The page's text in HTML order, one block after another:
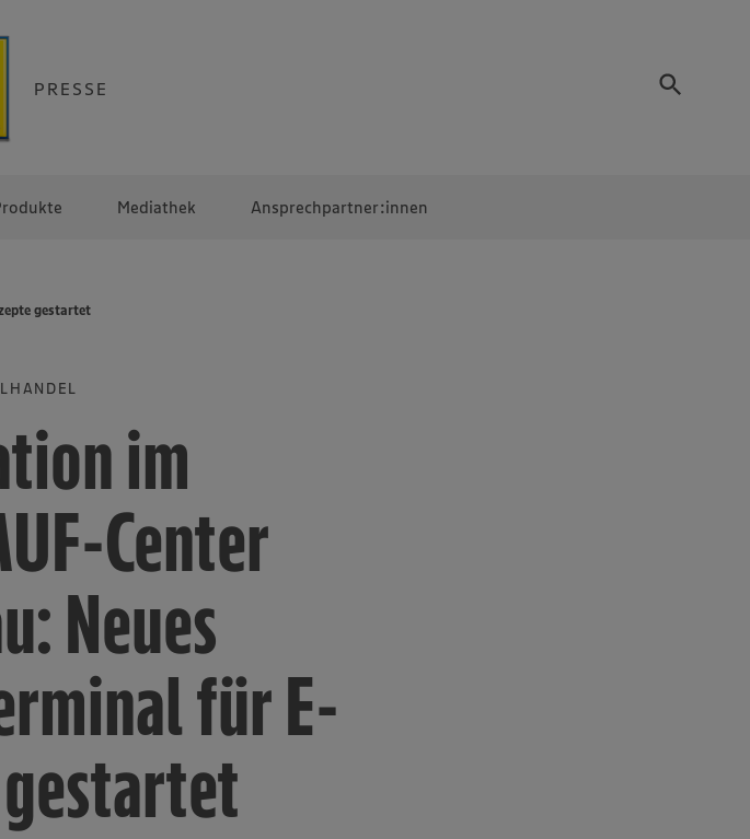
PRESSE
Mediathek Ansprechpartner:innen
gestartet
im
Center
Neues
für E-